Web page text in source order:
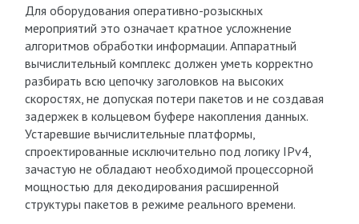
Для оборудования оперативно-розыскных
мероприятий это означает кратное усложнение
алгоритмов обработки информации. Аппаратный
вычислительный комплекс должен уметь корректно
разбирать всю цепочку заголовков на высоких
скоростях, не допуская потери пакетов и не создавая
задержек в кольцевом буфере накопления данных.
Устаревшие вычислительные платформы,
спроектированные исключительно под логику IPv4,
зачастую не обладают необходимой процессорной
мощностью для декодирования расширенной
структуры пакетов в режиме реального времени.